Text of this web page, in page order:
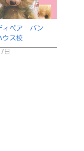
ィベア パン
ウス校
日